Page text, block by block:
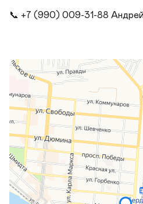
📞 +7 (990) 009-31-88